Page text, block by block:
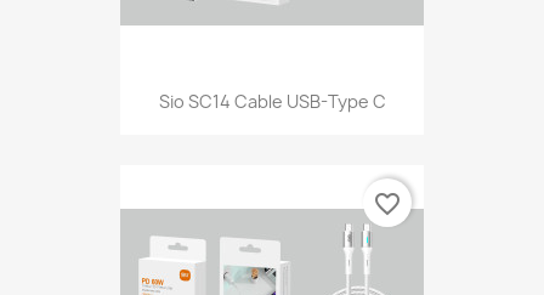
Sio SC14 Cable USB-Type C
favorite_border